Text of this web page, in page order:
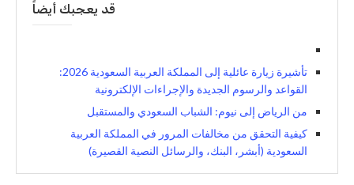
قد يعجبك أيضاً
تأشيرة زيارة عائلية إلى المملكة العربية السعودية 2026:
القواعد والرسوم الجديدة والإجراءات الإلكترونية
من الرياض إلى نيوم: الشباب السعودي والمستقبل
كيفية التحقق من مخالفات المرور في المملكة العربية
السعودية (أبشر، البنك، والرسائل النصية القصيرة)